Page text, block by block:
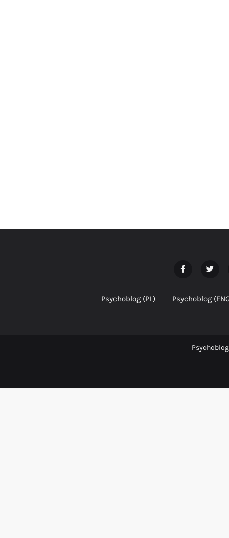
Psychoblog (PL) Psychoblog